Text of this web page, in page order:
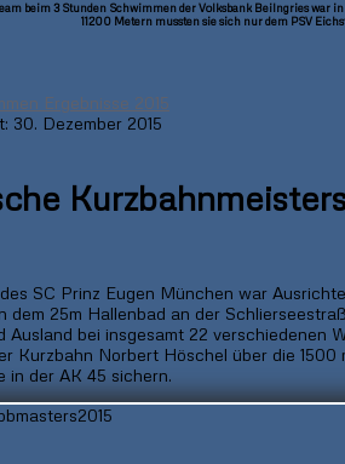
beim 3 Stunden Schwimmen der Volksbank Beilngries war
11200 Metern mussten sie sich nur dem PSV
Ergebnisse 2015
30. Dezember 2015
SC Prinz Eugen München war
dem 25m Hallenbad an der
Ausland bei insgesamt 22 verschiedenen
Kurzbahn Norbert Höschel über die
in der AK 45 sichern.